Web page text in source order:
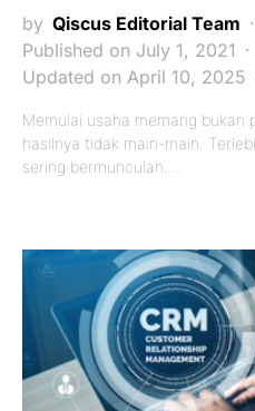
by Qiscus Editorial Team
Published on July 1, 2021
Updated on April 10, 2025
Memulai usaha memang bukan
hasilnya tidak main-main.
sering bermunculan.…